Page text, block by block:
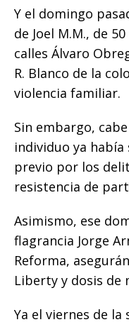
​Y el domingo
de Joel M.M., de
calles Álvaro
R. Blanco de la
violencia familiar.
Sin embargo,
individuo ya había
previo por los
resistencia de
Asimismo, ese
flagrancia Jorge
Reforma,
Liberty y dosis de
​Ya el viernes de